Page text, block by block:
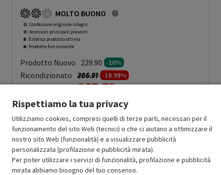
MOLTO BUONO
O: Confezione originale integra
O: Accessori principali presenti
B: Estetica prodotto ottima
N: Prodotto funzionante
Prodotto Nuovo 229.90 -10%
Ricondizionato Prezzo ridotto da
206.91a-19.99%
165.53
Aggiungi al carrello
OFFERTE IMPERDIBILI
Risparmio garantito rispetto al corrispondente prodotto nuovo.
Rispettiamo la tua privacy
Utilizziamo cookies, compresi quelli di terze parti, necessari per il
funzionamento del sito Web (tecnici) o che ci aiutano a ottimizzare il
nostro sito Web (funzionalità) e a visualizzare pubblicità
personalizzata (profilazione e pubblicità mirata).
Per poter utilizzare i servizi di funzionalità, profilazione e pubblicità
mirata abbiamo bisogno del tuo consenso.